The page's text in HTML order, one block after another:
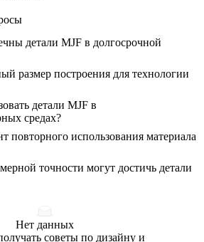
детали MJF в долгосрочной
размер построения для технологии
детали MJF в
средах?
повторного использования материала
точности могут достичь детали
Нет данных
советы по дизайну и